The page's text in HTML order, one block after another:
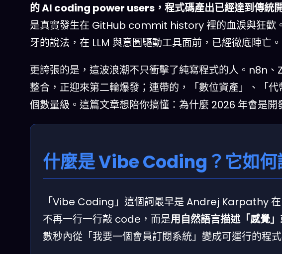
的 AI coding power users，程式碼產出已經達到傳統
是真實發生在 GitHub commit history 裡的血淚與狂歡
牙的說法，在 LLM 與意圖驅動工具面前，已經徹底陣亡。
更誇張的是，這波浪潮不只衝擊了純寫程式的人。n8n
整合，正迎來第二輪爆發；連帶的，「數位資產」、「
個數量級。這篇文章想陪你搞懂：為什麼 2026 年會是
什麼是 Vibe Coding？它如何
「Vibe Coding」這個詞最早是 Andrej Karpathy
不再一行一行敲 code，而是用自然語言描述「感覺
數秒內從「我要一個會員訂閱系統」變成可運行的程